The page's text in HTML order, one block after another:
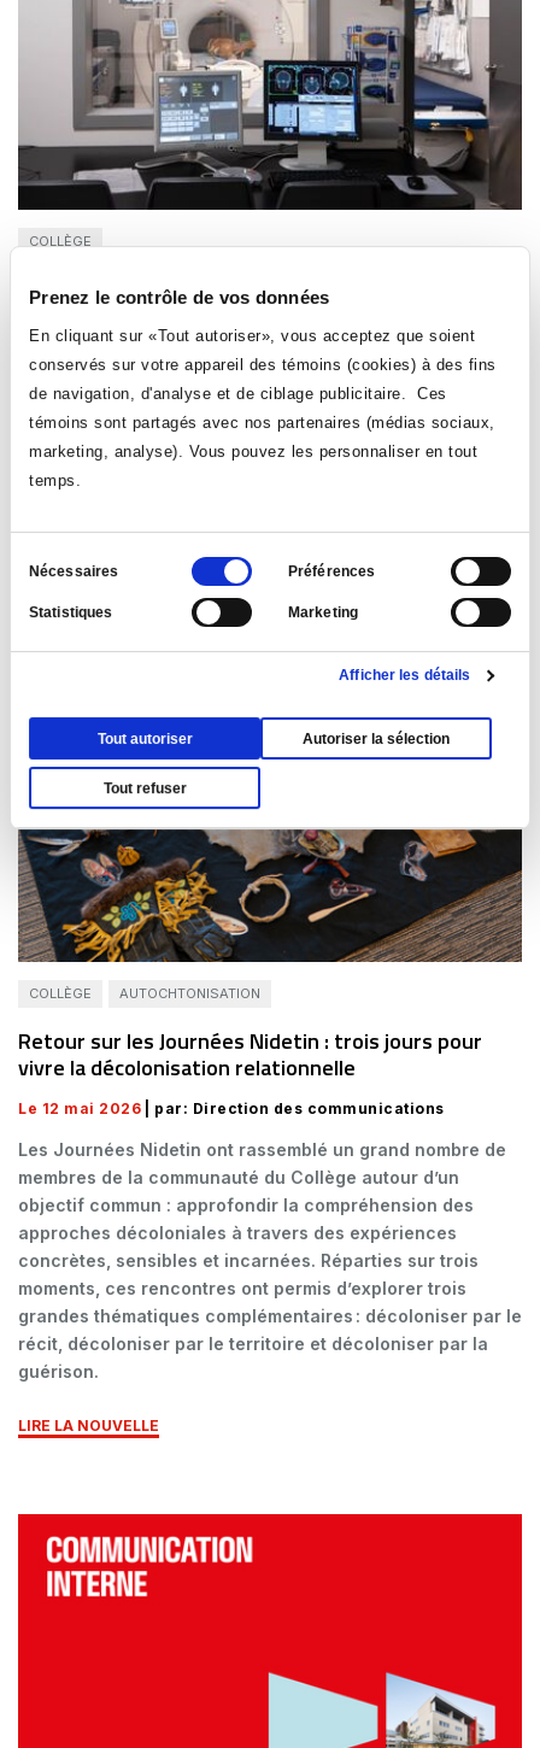
Prenez le contrôle de vos données
En cliquant sur «Tout autoriser», vous acceptez que soient
conservés sur votre appareil des témoins (cookies) à des fins
de navigation, d'analyse et de ciblage publicitaire. Ces
témoins sont partagés avec nos partenaires (médias sociaux,
marketing, analyse). Vous pouvez les personnaliser en tout
temps.
Sélection
consentement
Nécessaires Préférences
Statistiques Marketing
Afficher les détails
Tout autoriser Autoriser la sélection
Tout refuser
COLLÈGE
Le Collège Ahuntsic inaugure ses nouveaux
Le 12 mai 2026 | par: Direction des communications
Le jeudi 7 mai dernier, le Collège Ahuntsic a officiellement
inauguré ses nouveaux laboratoires de radiodiagnostic,
marquant une étape importante dans l’évolution de ce
programme phare. Cette soirée a permis de découvrir des
pointe de la technologie.
COLLÈGE AUTOCHTONISATION
Retour sur les Journées Nidetin : trois jours pour
vivre la décolonisation relationnelle
Le 12 mai 2026 | par: Direction des communications
Les Journées Nidetin ont rassemblé un grand nombre de
membres de la communauté du Collège autour d’un
objectif commun : approfondir la compréhension des
approches décoloniales à travers des expériences
concrètes, sensibles et incarnées. Réparties sur trois
moments, ces rencontres ont permis d’explorer trois
grandes thématiques complémentaires : décoloniser par le
récit, décoloniser par le territoire et décoloniser par la
guérison.
LIRE LA NOUVELLE